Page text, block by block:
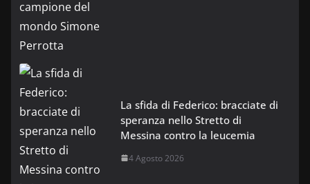
La sfida di Federico: bracciate di
speranza nello Stretto di
Messina contro la leucemia
4 Agosto 2026